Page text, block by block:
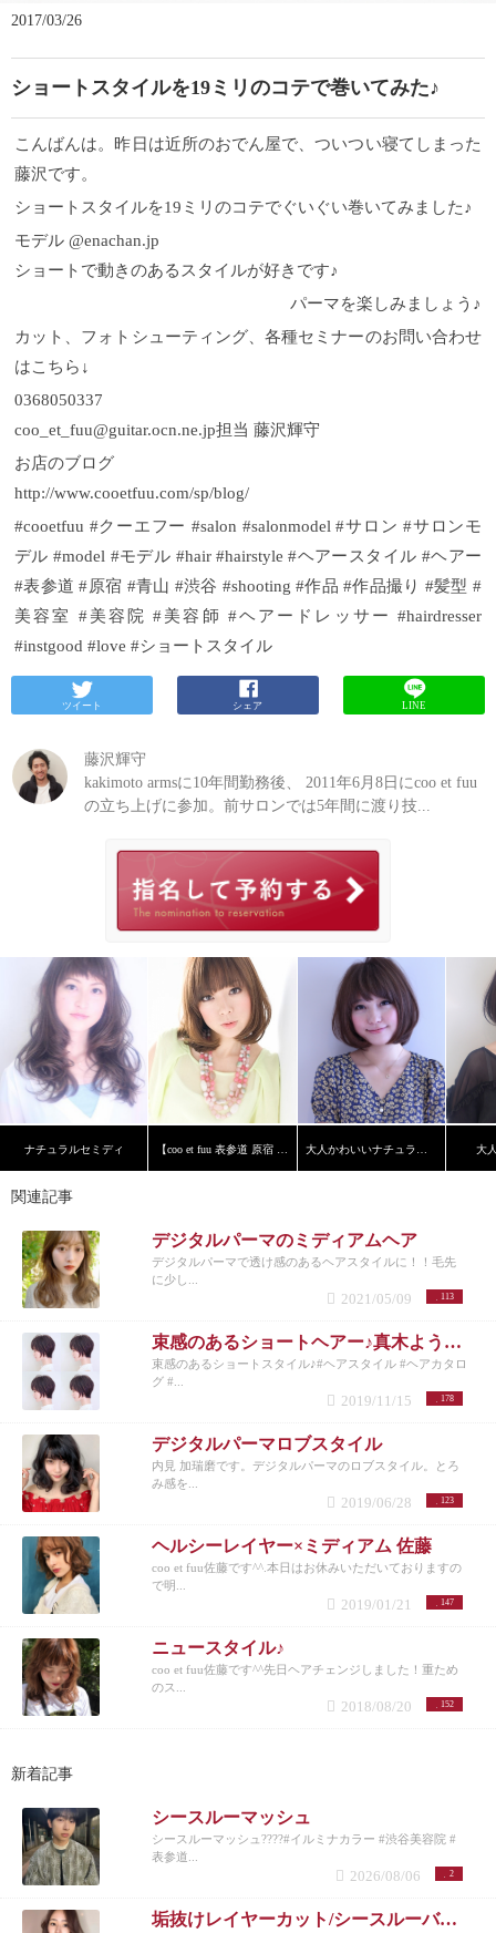
2017/03/26
ショートスタイルを19ミリのコテで巻いてみた♪
こんばんは。昨日は近所のおでん屋で、ついつい寝てしまった
藤沢です。
ショートスタイルを19ミリのコテでぐいぐい巻いてみました♪
モデル @enachan.jp
ショートで動きのあるスタイルが好きです♪
パーマを楽しみましょう♪
カット、フォトシューティング、各種セミナーのお問い合わせ
はこちら↓
0368050337
coo_et_fuu@guitar.ocn.ne.jp担当 藤沢輝守
お店のブログ
http://www.cooetfuu.com/sp/blog/
#cooetfuu #クーエフー #salon #salonmodel #サロン #サロンモ
デル #model #モデル #hair #hairstyle #ヘアースタイル #ヘアー
#表参道 #原宿 #青山 #渋谷 #shooting #作品 #作品撮り #髪型 #
美容室 #美容院 #美容師 #ヘアードレッサー #hairdresser
#instgood #love #ショートスタイル
ツイート シェア LINE
藤沢輝守
kakimoto armsに10年間勤務後、 2011年6月8日にcoo et fuu
の立ち上げに参加。前サロンでは5年間に渡り技...
ナチュラルセミディ 【coo et fuu 表参道 原宿 青山】フレンチボブ 藤 大人かわいいナチュラルボブ 大
関連記事
デジタルパーマのミディアムヘア
デジタルパーマで透け感のあるヘアスタイルに！！毛先
に少し...
113
2021/05/09
束感のあるショートヘアー♪真木よう子風
束感のあるショートスタイル♪#ヘアスタイル #ヘアカタロ
グ #...
178
2019/11/15
デジタルパーマロブスタイル
内見 加瑞磨です。デジタルパーマのロブスタイル。とろ
み感を...
123
2019/06/28
ヘルシーレイヤー×ミディアム 佐藤
coo et fuu佐藤です^^.本日はお休みいただいておりますの
で明...
147
2019/01/21
ニュースタイル♪
coo et fuu佐藤です^^先日ヘアチェンジしました！重ため
のス...
152
2018/08/20
新着記事
シースルーマッシュ
シースルーマッシュ????#イルミナカラー #渋谷美容院 #
表参道...
2
2026/08/06
垢抜けレイヤーカット/シースルーバング◎夏のベージュカラー